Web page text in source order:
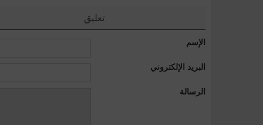
تعليق
الإسم
البريد الإلكتروني
الرسالة